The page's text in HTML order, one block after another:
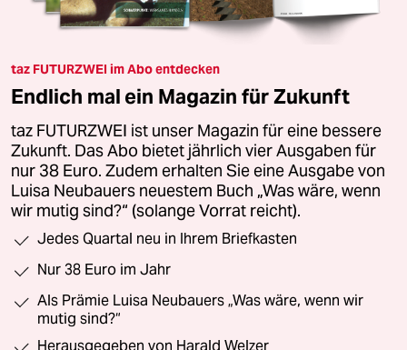
taz FUTURZWEI im Abo entdecken
Endlich mal ein Magazin für Zukunft
taz FUTURZWEI ist unser Magazin für eine bessere
Zukunft. Das Abo bietet jährlich vier Ausgaben für
nur 38 Euro. Zudem erhalten Sie eine Ausgabe von
Luisa Neubauers neuestem Buch „Was wäre, wenn
wir mutig sind?“ (solange Vorrat reicht).
Jedes Quartal neu in Ihrem Briefkasten
Nur 38 Euro im Jahr
Als Prämie Luisa Neubauers „Was wäre, wenn wir
mutig sind?“
Herausgegeben von Harald Welzer